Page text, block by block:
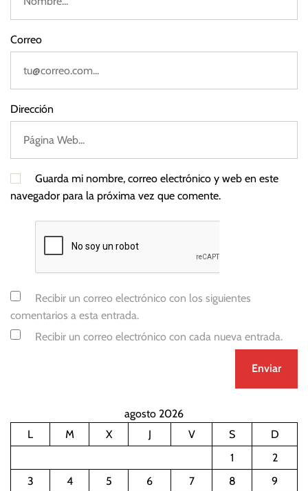
Correo
Dirección
Guarda mi nombre, correo electrónico y web en este
navegador para la próxima vez que comente.
Recibir un correo electrónico con los siguientes
comentarios a esta entrada.
Recibir un correo electrónico con cada nueva entrada.
agosto 2026
L
M X J V S
D
1
2
3
4 5 6 7 8
9